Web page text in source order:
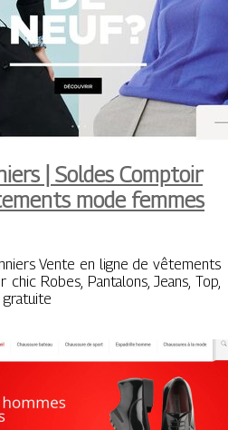
| Soldes Comptoir
mode femmes
Vente en ligne de vêtements
Robes, Pantalons, Jeans, Top,
gratuite